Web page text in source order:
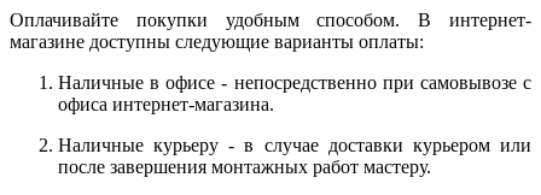
Оплачивайте покупки удобным способом. В интернет-
магазине доступны следующие варианты оплаты:
Наличные в офисе - непосредственно при самовывозе с
офиса интернет-магазина.
Наличные курьеру - в случае доставки курьером или
после завершения монтажных работ мастеру.